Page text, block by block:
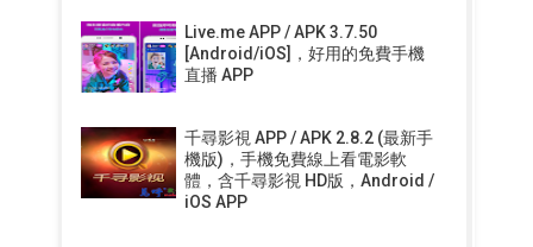
Live.me APP / APK 3.7.50
[Android/iOS]，好用的免費手機
直播 APP
千尋影視 APP / APK 2.8.2 (最新手
機版)，手機免費線上看電影軟
體，含千尋影視 HD版，Android /
iOS APP